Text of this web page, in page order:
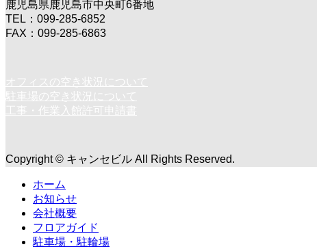
鹿児島県鹿児島市中央町6番地
TEL：099-285-6852
FAX：099-285-6863
オフィスの空き状況について
駐車場の空き状況について
工事・作業入館許可申請書
Copyright © キャンセビル All Rights Reserved.
ホーム
お知らせ
会社概要
フロアガイド
駐車場・駐輪場